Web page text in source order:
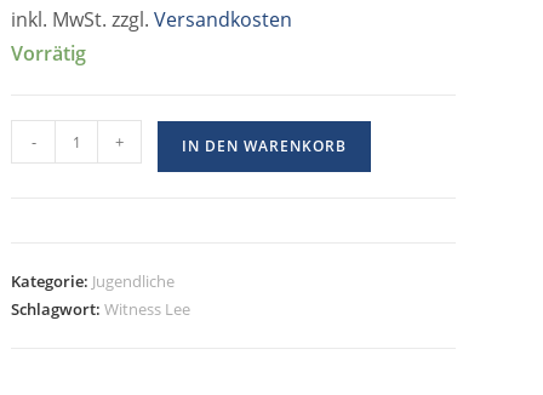
inkl. MwSt. zzgl.Versandkosten
Vorrätig
- + IN DEN WARENKORB
Kategorie: Jugendliche
Schlagwort:Witness Lee